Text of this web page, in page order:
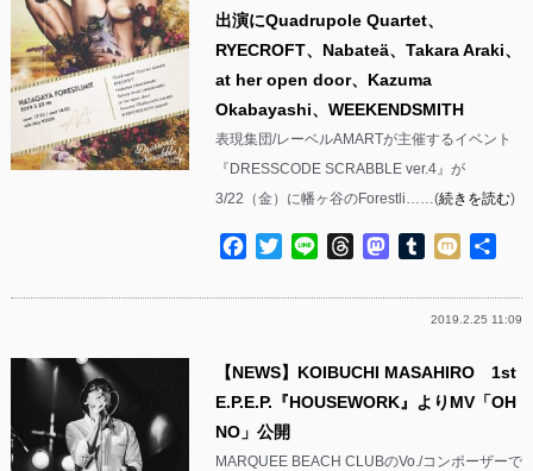
出演にQuadrupole Quartet、
RYECROFT、Nabateä、Takara Araki、
at her open door、Kazuma
Okabayashi、WEEKENDSMITH
表現集団/レーベルAMARTが主催するイベント
『DRESSCODE SCRABBLE ver.4』が
3/22（金）に幡ヶ谷のForestli……(続きを読む)
Facebook
TwitterLine ThreadsMastodon
Tumblr
Mixi
2019.2.25 11:09
【NEWS】KOIBUCHI MASAHIRO 1st
E.P.E.P.『HOUSEWORK』よりMV「OH
NO」公開
MARQUEE BEACH CLUBのVo./コンポーザーで